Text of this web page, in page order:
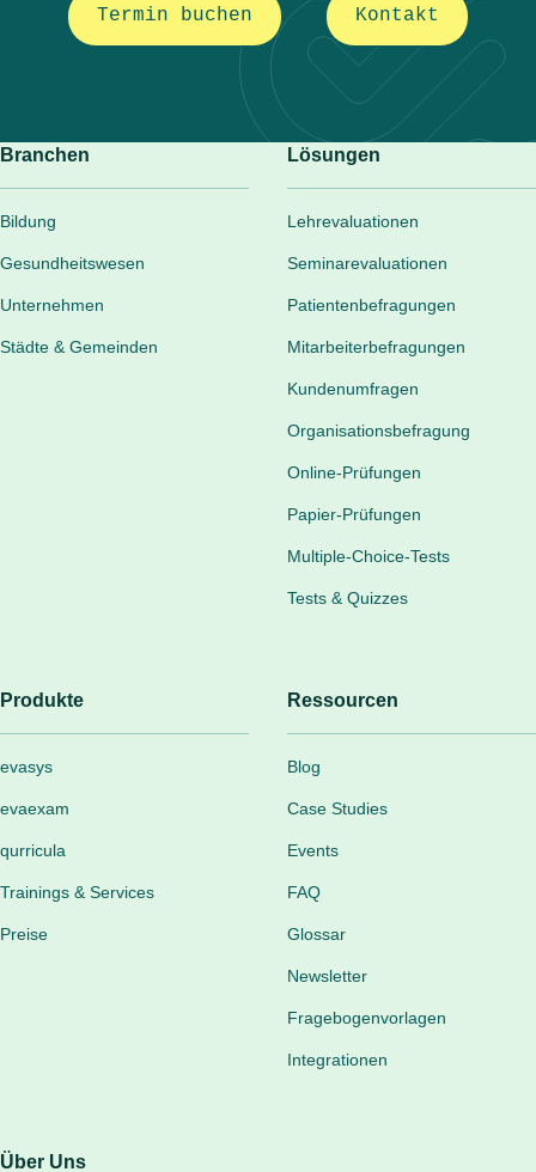
Termin buchen Kontakt
Branchen
Bildung
Gesundheitswesen
Unternehmen
Städte & Gemeinden
Lösungen
Lehrevaluationen
Seminarevaluationen
Patientenbefragungen
Mitarbeiterbefragungen
Kundenumfragen
Organisationsbefragung
Online-Prüfungen
Papier-Prüfungen
Multiple-Choice-Tests
Tests & Quizzes
Produkte
evasys
evaexam
qurricula
Trainings & Services
Preise
Ressourcen
Blog
Case Studies
Events
FAQ
Glossar
Newsletter
Fragebogenvorlagen
Integrationen
Über Uns